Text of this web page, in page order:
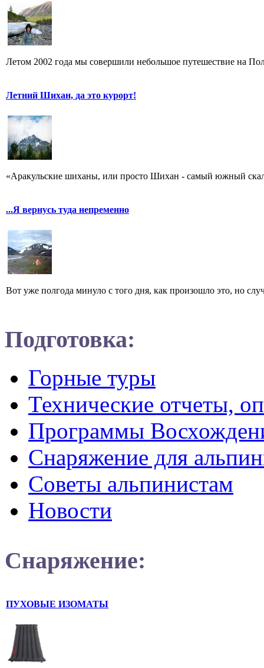
Летом 2002 года мы совершили небольшое путешествие на
Летний Шихан, да это курорт!
«Аракульские шиханы, или просто Шихан - самый южный
...Я вернусь туда непременно
Вот уже полгода минуло с того дня, как произошло это, но
Подготовка:
Горные туры
Технические отчеты,
Программы
Снаряжение для
Советы альпинистам
Новости
Снаряжение:
ПУХОВЫЕ ИЗОМАТЫ